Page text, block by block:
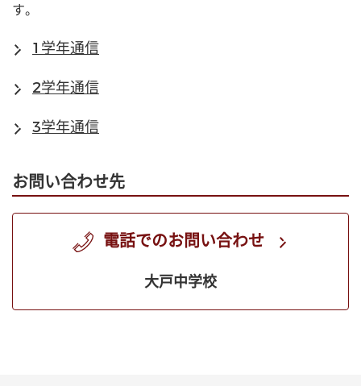
す。
1学年通信
2学年通信
3学年通信
お問い合わせ先
電話でのお問い合わせ
大戸中学校